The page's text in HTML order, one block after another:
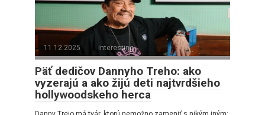
11.12.2025 interesting
Päť dedičov Dannyho Treho: ako
vyzerajú a ako žijú deti najtvrdšieho
hollywoodskeho herca